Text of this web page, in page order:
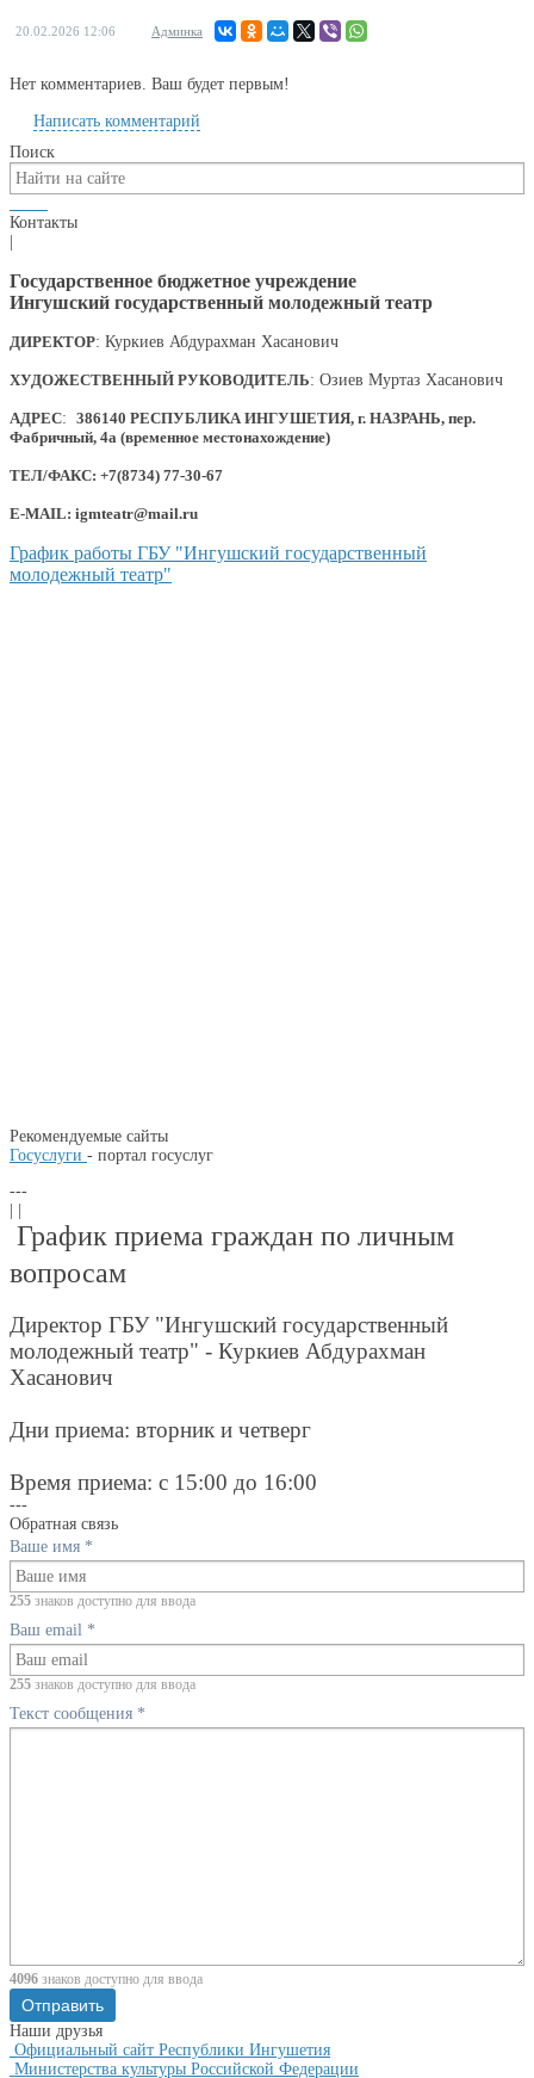
20.02.2026 12:06 Админка
Нет комментариев. Ваш будет первым!
Написать комментарий
Поиск
Контакты
Государственное бюджетное учреждение
Ингушский государственный молодежный театр
ДИРЕКТОР: Куркиев Абдурахман Хасанович
ХУДОЖЕСТВЕННЫЙ РУКОВОДИТЕЛЬ: Озиев Муртаз Хасанович
АДРЕС: 386140 РЕСПУБЛИКА ИНГУШЕТИЯ, г. НАЗРАНЬ, пер.
Фабричный, 4а (временное местонахождение)
ТЕЛ/ФАКС: +7(8734) 77-30-67
E-MAIL: igmteatr@mail.ru
График работы ГБУ "Ингушский государственный
молодежный театр"
Рекомендуемые сайты
Госуслуги - портал госуслуг
---
График приема граждан по личным
вопросам
Директор ГБУ "Ингушский государственный
молодежный театр" - Куркиев Абдурахман
Хасанович
Дни приема: вторник и четверг
Время приема: с 15:00 до 16:00
---
Обратная связь
Ваше имя *
255 знаков доступно для ввода
Ваш email *
255 знаков доступно для ввода
Текст сообщения *
4096 знаков доступно для ввода
Наши друзья
Официальный сайт Республики Ингушетия
Министерства культуры Российской Федерации